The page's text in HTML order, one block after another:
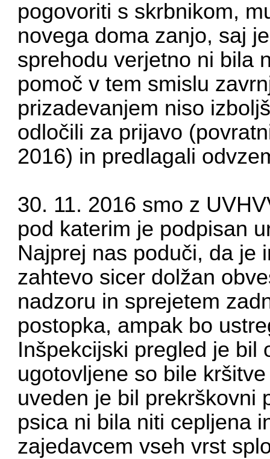
pogovoriti s skrbnikom,
novega doma zanjo, saj
sprehodu verjetno ni bila
pomoč v tem smislu
prizadevanjem niso
odločili za prijavo
2016) in predlagali
30. 11. 2016 smo z
pod katerim je podpisan
Najprej nas poduči, da je
zahtevo sicer dolžan
nadzoru in sprejetem
postopka, ampak bo
Inšpekcijski pregled je bil
ugotovljene so bile
uveden je bil prekrškovni
psica ni bila niti cepljena
zajedavcem vseh vrst